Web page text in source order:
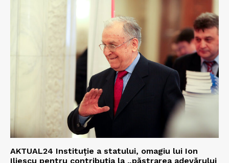
AKTUAL24 Instituție a statului, omagiu lui Ion
Iliescu pentru contribuția la „păstrarea adevărului